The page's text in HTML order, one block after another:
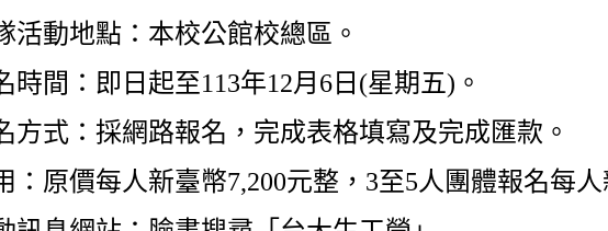
活動地點：本校公館校總區。
時間：即日起至113年12月6日(星期五)。
方式：採網路報名，完成表格填寫及完成匯款。
：原價每人新臺幣7,200元整，3至5人團體報名每人